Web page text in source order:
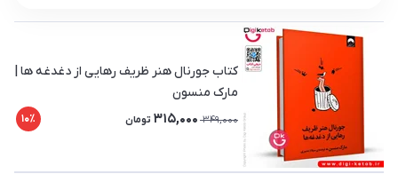
کتاب جورنال هنر ظریف رهایی از دغدغه‌ ها |
مارک منسون
349,000
315,000 تومان 10٪